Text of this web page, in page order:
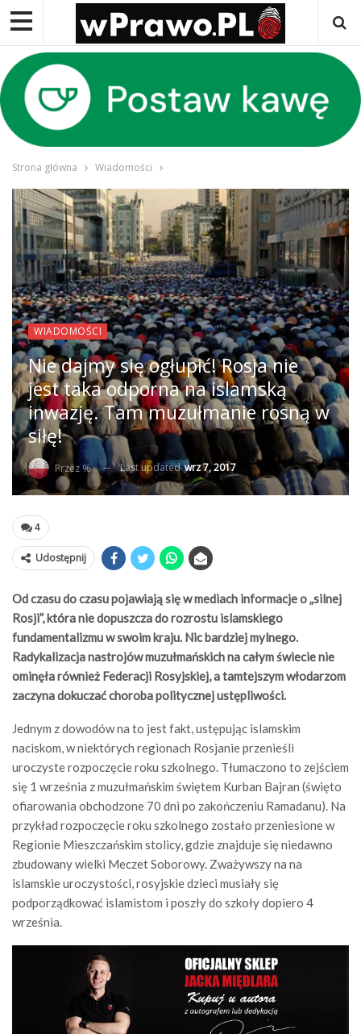
Strona główna Wiadomości
WIADOMOŚCI
Nie dajmy się ogłupić! Rosja nie
jest taka odporna na islamską
inwazję. Tam muzułmanie rosną w
siłę!
Przez % Last updatedwrz 7, 2017
4
Udostępnij
Od czasu do czasu pojawiają się w mediach informacje o „silnej
Rosji”, która nie dopuszcza do rozrostu islamskiego
fundamentalizmu w swoim kraju. Nic bardziej mylnego.
Radykalizacja nastrojów muzułmańskich na całym świecie nie
ominęła również Federacji Rosyjskiej, a tamtejszym włodarzom
zaczyna dokuczać choroba politycznej ustępliwości.
Jednym z dowodów na to jest fakt, ustępując islamskim
naciskom, w niektórych regionach Rosjanie przenieśli
uroczyste rozpoczęcie roku szkolnego. Tłumaczono to zejściem
się 1 września z muzułmańskim świętem Kurban Bajran (święto
ofiarowania obchodzone 70 dni po zakończeniu Ramadanu). Na
przykład rozpoczęcie roku szkolnego zostało przeniesione w
Regionie Mieszczańskim stolicy, gdzie znajduje się niedawno
zbudowany wielki Meczet Soborowy. Zważywszy na na
islamskie uroczystości, rosyjskie dzieci musiały się
podporządkować islamistom i poszły do szkoły dopiero 4
września.